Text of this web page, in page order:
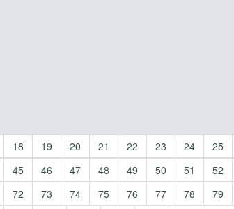
18 19 20 21 22 23 24 25
45 46 47 48 49 50 51 52
72 73 74 75 76 77 78 79